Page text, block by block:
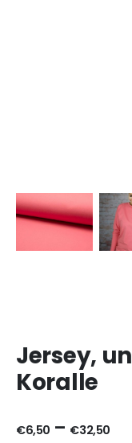
Jersey,
Koralle
€6,50 – €32,50